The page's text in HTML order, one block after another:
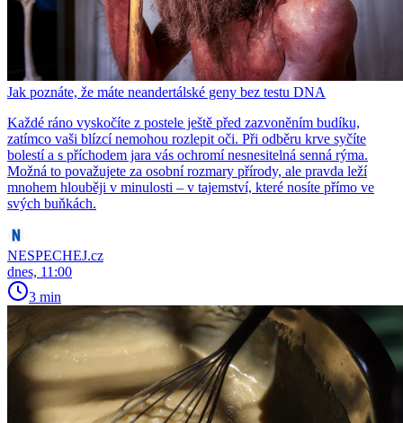
Jak poznáte, že máte neandertálské geny bez testu DNA
Každé ráno vyskočíte z postele ještě před zazvoněním budíku,
zatímco vaši blízcí nemohou rozlepit oči. Při odběru krve syčíte
bolestí a s příchodem jara vás ochromí nesnesitelná senná rýma.
Možná to považujete za osobní rozmary přírody, ale pravda leží
mnohem hlouběji v minulosti – v tajemství, které nosíte přímo ve
svých buňkách.
NESPECHEJ.cz
dnes, 11:00
3 min